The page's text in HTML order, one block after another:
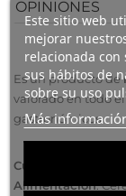
Este sitio web
mejorar
relacionada
sus hábitos de
sobre su uso
Más
OPINIONES
Es un producto de
valorado en todo
gastronómicos.
Curación
Alimentación: